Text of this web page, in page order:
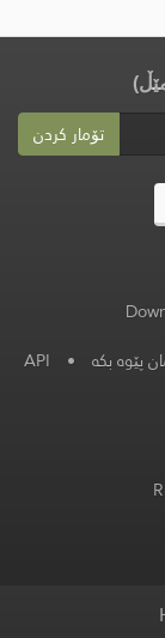
تۆمار کردن
پێوە بکە •
API